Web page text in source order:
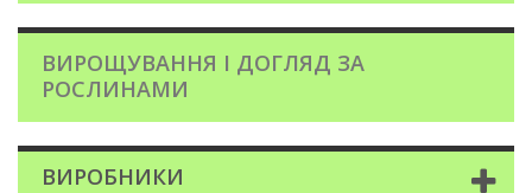
ВИРОЩУВАННЯ І ДОГЛЯД ЗА
РОСЛИНАМИ
ВИРОБНИКИ